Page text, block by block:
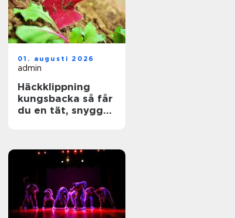
01. augusti 2026
admin
Häckklippning
kungsbacka så får
du en tät, snygg